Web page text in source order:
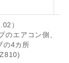
）
エアコン側、
の4カ所